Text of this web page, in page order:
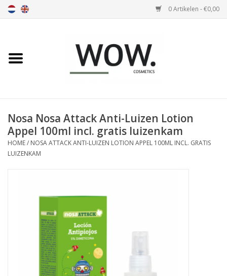
0 Artikelen - €0,00
Olivia
Nosa Nosa Attack Anti-Luizen Lotion
Appel 100ml incl. gratis luizenkam
HOME/ NOSA ATTACK ANTI-LUIZEN LOTION APPEL 100ML INCL. GRATIS
LUIZENKAM